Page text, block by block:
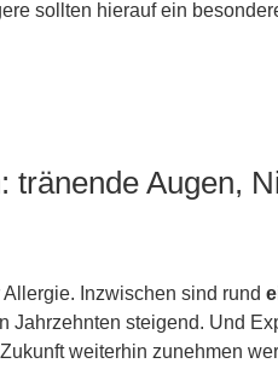
sollten hierauf ein
tränende Augen,
Inzwischen sind rund
Jahrzehnten steigend. Und
weiterhin zunehmen